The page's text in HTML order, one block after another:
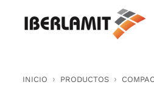
INICIO PRODUCTOS